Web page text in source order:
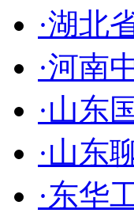
·湖北
·河南
·山东
·山东
·东华